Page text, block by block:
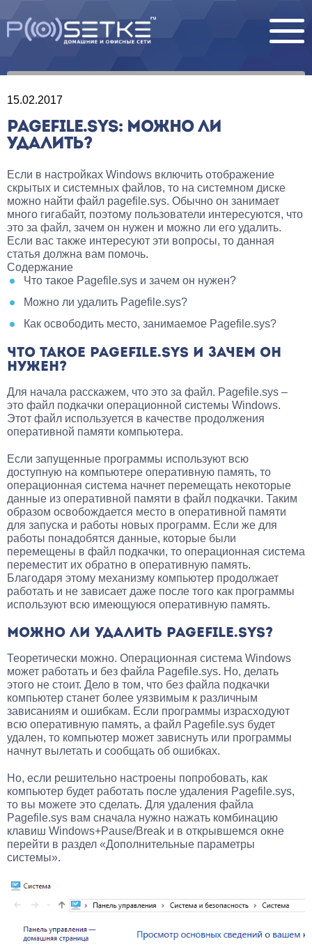
15.02.2017
PAGEFILE.SYS: МОЖНО ЛИ
УДАЛИТЬ?
Если в настройках Windows включить отображение
скрытых и системных файлов, то на системном диске
можно найти файл pagefile.sys. Обычно он занимает
много гигабайт, поэтому пользователи интересуются, что
это за файл, зачем он нужен и можно ли его удалить.
Если вас также интересуют эти вопросы, то данная
статья должна вам помочь.
Содержание
Что такое Pagefile.sys и зачем он нужен?
Можно ли удалить Pagefile.sys?
Как освободить место, занимаемое Pagefile.sys?
ЧТО ТАКОЕ PAGEFILE.SYS И ЗАЧЕМ ОН
НУЖЕН?
Для начала расскажем, что это за файл. Pagefile.sys –
это файл подкачки операционной системы Windows.
Этот файл используется в качестве продолжения
оперативной памяти компьютера.
Если запущенные программы используют всю
доступную на компьютере оперативную память, то
операционная система начнет перемещать некоторые
данные из оперативной памяти в файл подкачки. Таким
образом освобождается место в оперативной памяти
для запуска и работы новых программ. Если же для
работы понадобятся данные, которые были
перемещены в файл подкачки, то операционная система
переместит их обратно в оперативную память.
Благодаря этому механизму компьютер продолжает
работать и не зависает даже после того как программы
используют всю имеющуюся оперативную память.
МОЖНО ЛИ УДАЛИТЬ PAGEFILE.SYS?
Теоретически можно. Операционная система Windows
может работать и без файла Pagefile.sys. Но, делать
этого не стоит. Дело в том, что без файла подкачки
компьютер станет более уязвимым к различным
зависаниям и ошибкам. Если программы израсходуют
всю оперативную память, а файл Pagefile.sys будет
удален, то компьютер может зависнуть или программы
начнут вылетать и сообщать об ошибках.
Но, если решительно настроены попробовать, как
компьютер будет работать после удаления Pagefile.sys,
то вы можете это сделать. Для удаления файла
Pagefile.sys вам сначала нужно нажать комбинацию
клавиш Windows+Pause/Break и в открывшемся окне
перейти в раздел «Дополнительные параметры
системы».